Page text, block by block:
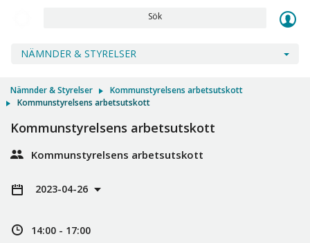
Sök
NÄMNDER & STYRELSER
Nämnder & Styrelser
Kommunstyrelsens arbetsutskott
Kommunstyrelsens arbetsutskott
Kommunstyrelsens arbetsutskott
Kommunstyrelsens arbetsutskott
2023-04-26
14:00 - 17:00